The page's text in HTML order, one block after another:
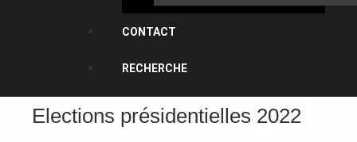
CONTACT
RECHERCHE
Elections présidentielles 2022